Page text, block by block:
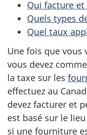
Qui facture et
Quels types
Quel taux
Une fois que vous
vous devez
la taxe sur les
effectuez au
devez facturer et
est basé sur le
si une fourniture